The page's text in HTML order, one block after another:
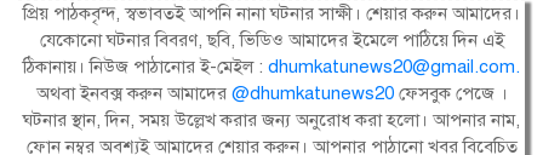
প্রিয় পাঠকবৃন্দ, স্বভাবতই আপনি নানা ঘটনার সাক্ষী। শেয়ার করুন আমাদের।
যেকোনো ঘটনার বিবরণ, ছবি, ভিডিও আমাদের ইমেলে পাঠিয়ে দিন এই
ঠিকানায়। নিউজ পাঠানোর ই-মেইল : dhumkatunews20@gmail.com.
অথবা ইনবক্স করুন আমাদের@dhumkatunews20 ফেসবুক পেজে ।
ঘটনার স্থান, দিন, সময় উল্লেখ করার জন্য অনুরোধ করা হলো। আপনার নাম,
ফোন নম্বর অবশ্যই আমাদের শেয়ার করুন। আপনার পাঠানো খবর বিবেচিত